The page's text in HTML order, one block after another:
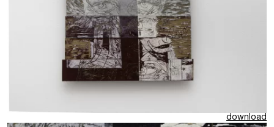
download